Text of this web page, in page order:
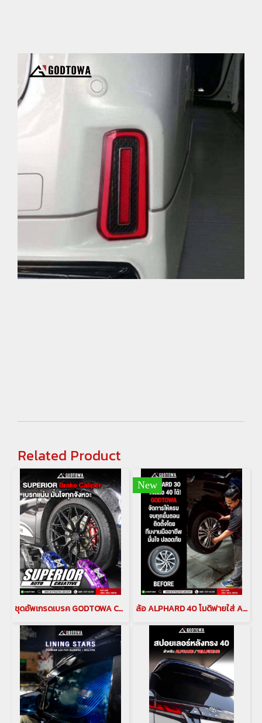
Related Product
ชุดอัพเกรดเบรค GODTOWA CALIPER BREAK คาลิปเปอร์เบรก ดิสเบรค GODTOWA สำหรับรถยนต์ ALPHARD / VELLFIRE 30 รุ่นปี 2015-2022(copy)(copy)
New
ล้อ ALPHARD 40 โมดิฟายใส่ ALPHARD 30